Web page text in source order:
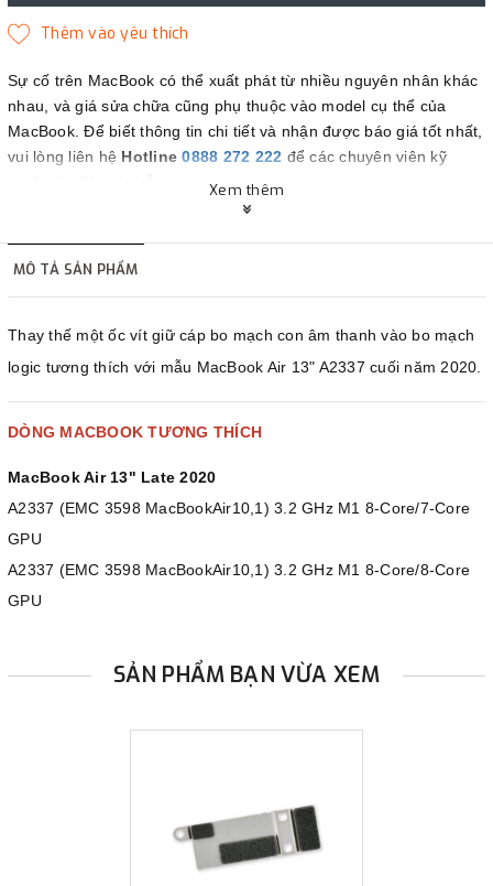
Sự cố trên MacBook có thể xuất phát từ nhiều nguyên nhân khác
nhau, và giá sửa chữa cũng phụ thuộc vào model cụ thể của
MacBook. Để biết thông tin chi tiết và nhận được báo giá tốt nhất,
vui lòng liên hệ Hotline 0888 272 222 để các chuyên viên kỹ
thuật của Maczin hỗ trợ bạn.
Maczin - Đối tác tin cậy của bạn.
Xem thêm
MÔ TẢ SẢN PHẨM
Thay thế một ốc vít giữ cáp bo mạch con âm thanh vào bo mạch
logic tương thích với mẫu MacBook Air 13" A2337 cuối năm 2020.
DÒNG MACBOOK TƯƠNG THÍCH
MacBook Air 13" Late 2020
A2337 (EMC 3598 MacBookAir10,1) 3.2 GHz M1 8-Core/7-Core
GPU
A2337 (EMC 3598 MacBookAir10,1) 3.2 GHz M1 8-Core/8-Core
GPU
SẢN PHẨM BẠN VỪA XEM